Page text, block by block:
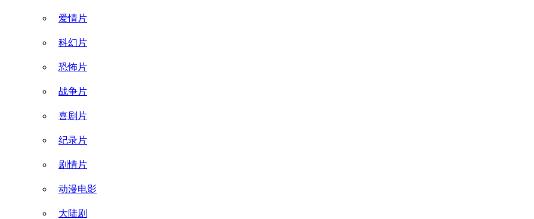
爱情片
科幻片
恐怖片
战争片
喜剧片
纪录片
剧情片
动漫电影
大陆剧